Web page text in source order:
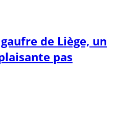
de Liège, un
pas